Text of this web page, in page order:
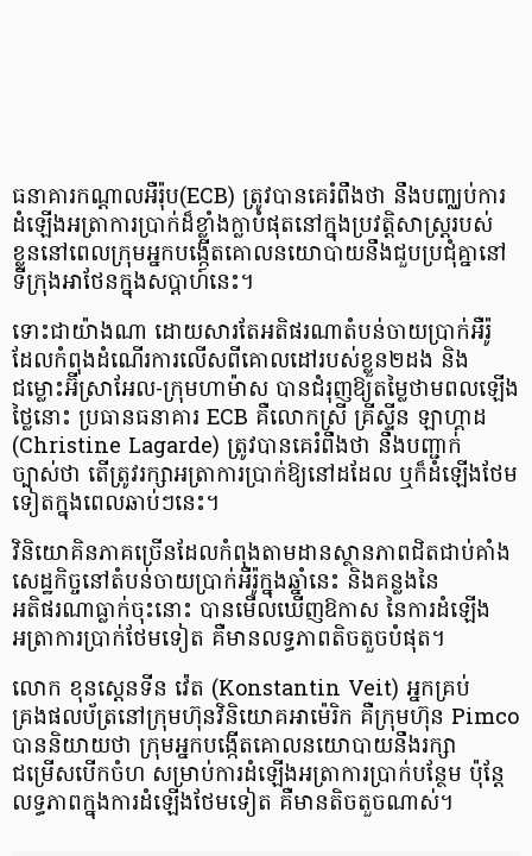
ធនាគារកណ្តាលអឺរ៉ុប(ECB) ត្រូវបានគេរំពឹងថា នឹងបញ្ឈប់ការ
ដំឡើងអត្រាការប្រាក់ដ៏ខ្លាំងក្លាបំផុតនៅក្នុងប្រវត្តិសាស្ត្ររបស់
ខ្លួននៅពេលក្រុមអ្នកបង្កើតគោលនយោបាយនឹងជួបប្រជុំគ្នានៅ
ទីក្រុងអាថែនក្នុងសប្តាហ៍នេះ។
ទោះជាយ៉ាងណា ដោយសារតែអតិផរណាតំបន់ចាយប្រាក់អឺរ៉ូ
ដែលកំពុងដំណើរការលើសពីគោលដៅរបស់ខ្លួន២ដង និង
ជម្លោះអ៊ីស្រាអែល-ក្រុមហាម៉ាស បានជំរុញឱ្យតម្លៃថាមពលឡើង
ថ្លៃនោះ ប្រធានធនាគារ ECB គឺលោកស្រី គ្រីស្ទីន ឡាហ្គាដ
(Christine Lagarde) ត្រូវបានគេរំពឹងថា នឹងបញ្ជាក់
ច្បាស់ថា តើត្រូវរក្សាអត្រាការប្រាក់ឱ្យនៅដដែល ឬក៏ដំឡើងថែម
ទៀតក្នុងពេលឆាប់ៗនេះ។
វិនិយោគិនភាគច្រើនដែលកំពុងតាមដានស្ថានភាពជិតជាប់គាំង
សេដ្ឋកិច្ចនៅតំបន់ចាយប្រាក់អឺរ៉ូក្នុងឆ្នាំនេះ និងគន្លងនៃ
អតិផរណាធ្លាក់ចុះនោះ បានមើលឃើញឱកាស នៃការដំឡើង
អត្រាការប្រាក់ថែមទៀត គឺមានលទ្ធភាពតិចតួចបំផុត។
លោក ខុនស្តេនទីន វ៉េត (Konstantin Veit) អ្នកគ្រប់
គ្រងផលប័ត្រនៅក្រុមហ៊ុនវិនិយោគអាម៉េរិក គឺក្រុមហ៊ុន Pimco
បាននិយាយថា ក្រុមអ្នកបង្កើតគោលនយោបាយនឹងរក្សា
ជម្រើសបើកចំហ សម្រាប់ការដំឡើងអត្រាការប្រាក់បន្ថែម ប៉ុន្តែ
លទ្ធភាពក្នុងការដំឡើងថែមទៀត គឺមានតិចតួចណាស់។